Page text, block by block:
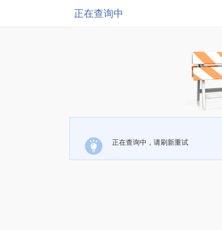
正在查询中
正在查询中，请刷新重试